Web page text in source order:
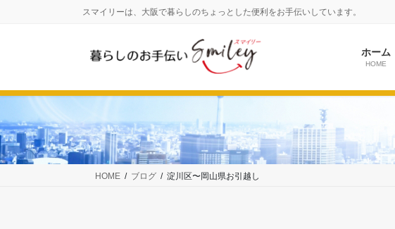
に
動
ョ
に
移
動
スマイリーは、大阪で暮らしのちょっとした便利をお手伝いしています。
ホーム
HOME
HOME ブログ 淀川区〜岡山県お引越し